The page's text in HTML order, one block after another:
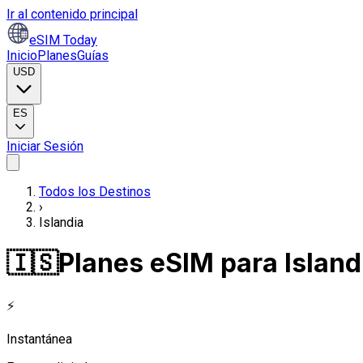
Ir al contenido principal
eSIM Today
InicioPlanesGuías
USD
ES
Iniciar Sesión
Todos los Destinos
›
Islandia
🇮🇸Planes eSIM para
⚡
Instantánea